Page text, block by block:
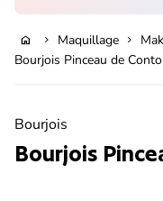
home chevron_right Maquillage chevron_right
Bourjois Pinceau de
Bourjois
Bourjois